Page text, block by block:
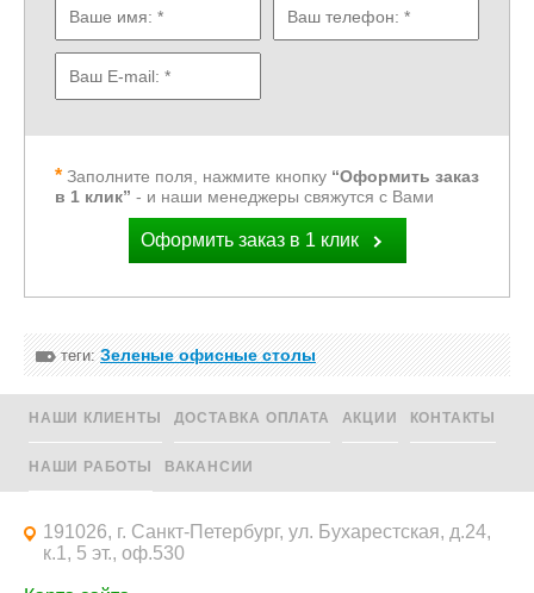
Оформить заказ в 1 клик
Заполните поля, нажмите кнопку “Оформить заказ
в 1 клик” - и наши менеджеры свяжутся с Вами
теги:Зеленые офисные столы
НАШИ КЛИЕНТЫ ДОСТАВКА ОПЛАТА АКЦИИ КОНТАКТЫ
НАШИ РАБОТЫ ВАКАНСИИ
191026, г. Санкт-Петербург, ул. Бухарестская, д.24,
к.1, 5 эт., оф.530